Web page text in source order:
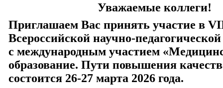
Уважаемые коллеги!
Приглашаем Вас принять участие в
Всероссийской научно-
с международным участием
образование. Пути повышения
состоится 26-27 марта 2026 года.